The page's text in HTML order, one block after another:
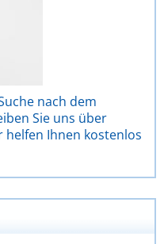
nach dem
Sie uns über
helfen Ihnen kostenlos